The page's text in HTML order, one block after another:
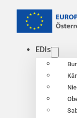
EDIs